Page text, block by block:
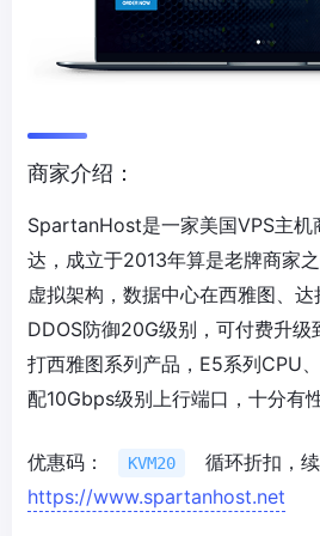
商家介绍：
SpartanHost是一家美国VPS主机
达，成立于2013年算是老牌商家
虚拟架构，数据中心在西雅图、
DDOS防御20G级别，可付费升
打西雅图系列产品，E5系列CPU
配10Gbps级别上行端口，十分有性
优惠码： KVM20
循环折扣，
https://www.spartanhost.net